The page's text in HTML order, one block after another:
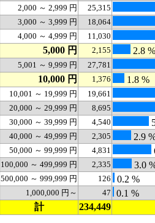
2,000 ～ 2,999 円
25,315
3,000 ～ 3,999 円
18,064
4,000 ～ 4,999 円
11,030
5,000 円 2,155 2.8 %
5,001 ～ 9,999 円 27,781
10,000 円 1,376 1.8 %
10,001 ～ 19,999 円
19,661
20,000 ～ 29,999 円
8,695
30,000 ～ 39,999 円
4,540
40,000 ～ 49,999 円 2,305 2.9
50,000 ～ 99,999 円 4,831
100,000 ～ 499,999 円 2,335 3.0
500,000 ～ 999,999 円 126 0.2 %
1,000,000 円～ 47
0.1 %
計
234,449